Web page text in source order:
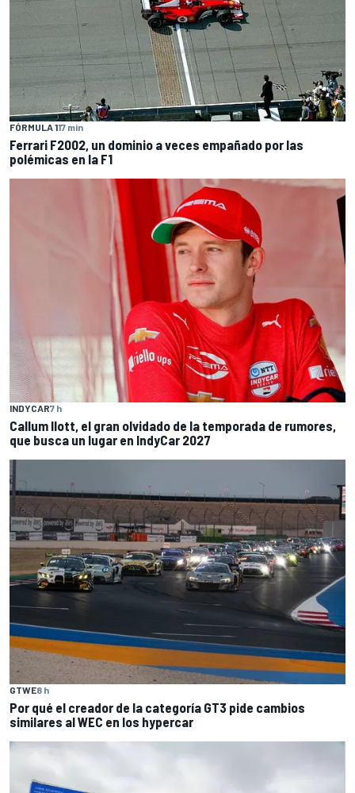
FÓRMULA 117 min
Ferrari F2002, un dominio a veces empañado por las
polémicas en la F1
INDYCAR7 h
Callum Ilott, el gran olvidado de la temporada de rumores,
que busca un lugar en IndyCar 2027
GTWE8 h
Por qué el creador de la categoría GT3 pide cambios
similares al WEC en los hypercar